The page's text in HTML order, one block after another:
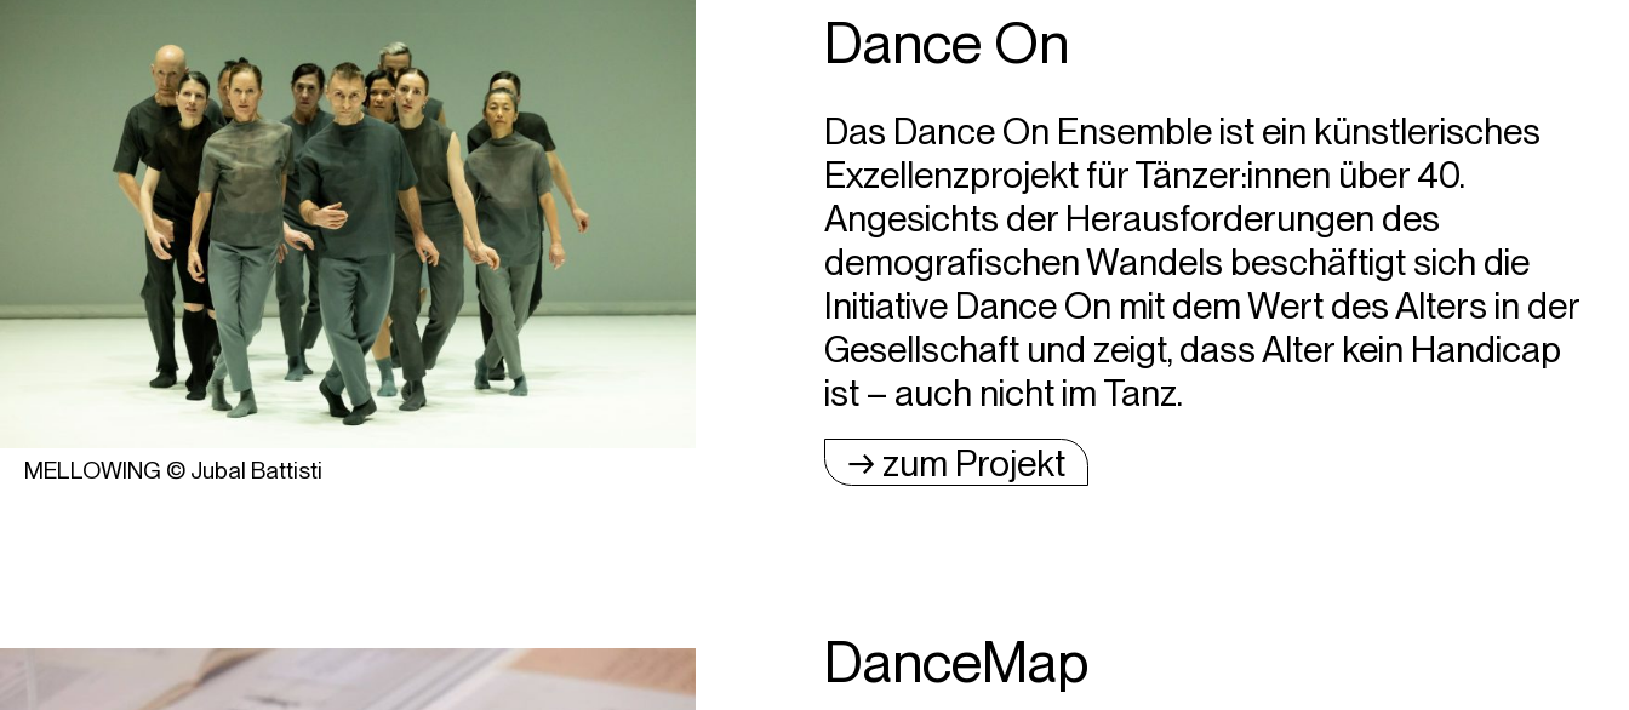
MELLOWING © Jubal Battisti
Dance On
Das Dance On Ensemble ist ein künstlerisches
Exzellenzprojekt für Tänzer:innen über 40.
Angesichts der Herausforderungen des
demografischen Wandels beschäftigt sich die
Initiative Dance On mit dem Wert des Alters in der
Gesellschaft und zeigt, dass Alter kein Handicap
ist­ – auch nicht im Tanz.
→ zum Projekt
DanceMap